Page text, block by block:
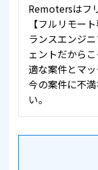
Remotersはフ
【フルリモー
ランスエンジ
ェントだから
適な案件とマッ
今の案件に不
い。